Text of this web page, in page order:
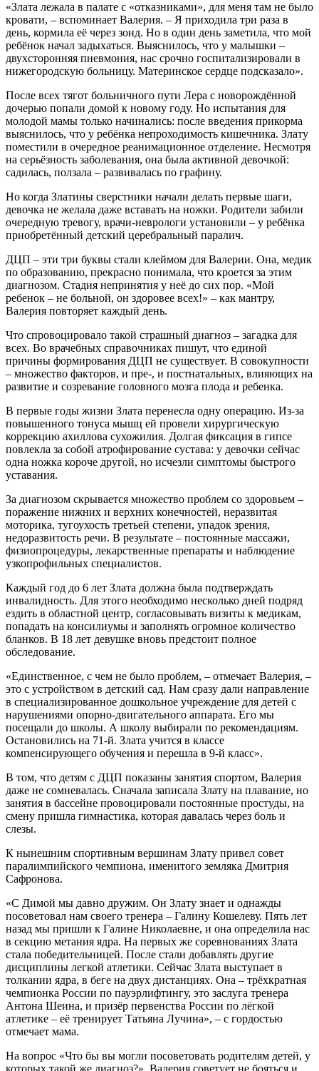
«Злата лежала в палате с «отказниками», для меня там не было
кровати, – вспоминает Валерия. – Я приходила три раза в
день, кормила её через зонд. Но в один день заметила, что мой
ребёнок начал задыхаться. Выяснилось, что у малышки –
двухсторонняя пневмония, нас срочно госпитализировали в
нижегородскую больницу. Материнское сердце подсказало».
После всех тягот больничного пути Лера с новорождённой
дочерью попали домой к новому году. Но испытания для
молодой мамы только начинались: после введения прикорма
выяснилось, что у ребёнка непроходимость кишечника. Злату
поместили в очередное реанимационное отделение. Несмотря
на серьёзность заболевания, она была активной девочкой:
садилась, ползала – развивалась по графину.
Но когда Златины сверстники начали делать первые шаги,
девочка не желала даже вставать на ножки. Родители забили
очередную тревогу, врачи-неврологи установили – у ребёнка
приобретённый детский церебральный паралич.
ДЦП – эти три буквы стали клеймом для Валерии. Она, медик
по образованию, прекрасно понимала, что кроется за этим
диагнозом. Стадия непринятия у неё до сих пор. «Мой
ребенок – не больной, он здоровее всех!» – как мантру,
Валерия повторяет каждый день.
Что спровоцировало такой страшный диагноз – загадка для
всех. Во врачебных справочниках пишут, что единой
причины формирования ДЦП не существует. В совокупности
– множество факторов, и пре-, и постнатальных, влияющих на
развитие и созревание головного мозга плода и ребенка.
В первые годы жизни Злата перенесла одну операцию. Из-за
повышенного тонуса мышц ей провели хирургическую
коррекцию ахиллова сухожилия. Долгая фиксация в гипсе
повлекла за собой атрофирование сустава: у девочки сейчас
одна ножка короче другой, но исчезли симптомы быстрого
уставания.
За диагнозом скрывается множество проблем со здоровьем –
поражение нижних и верхних конечностей, неразвитая
моторика, тугоухость третьей степени, упадок зрения,
недоразвитость речи. В результате – постоянные массажи,
физиопроцедуры, лекарственные препараты и наблюдение
узкопрофильных специалистов.
Каждый год до 6 лет Злата должна была подтверждать
инвалидность. Для этого необходимо несколько дней подряд
ездить в областной центр, согласовывать визиты к медикам,
попадать на консилиумы и заполнять огромное количество
бланков. В 18 лет девушке вновь предстоит полное
обследование.
«Единственное, с чем не было проблем, – отмечает Валерия, –
это с устройством в детский сад. Нам сразу дали направление
в специализированное дошкольное учреждение для детей с
нарушениями опорно-двигательного аппарата. Его мы
посещали до школы. А школу выбирали по рекомендациям.
Остановились на 71-й. Злата учится в классе
компенсирующего обучения и перешла в 9-й класс».
В том, что детям с ДЦП показаны занятия спортом, Валерия
даже не сомневалась. Сначала записала Злату на плавание, но
занятия в бассейне провоцировали постоянные простуды, на
смену пришла гимнастика, которая давалась через боль и
слезы.
К нынешним спортивным вершинам Злату привел совет
паралимпийского чемпиона, именитого земляка Дмитрия
Сафронова.
«С Димой мы давно дружим. Он Злату знает и однажды
посоветовал нам своего тренера – Галину Кошелеву. Пять лет
назад мы пришли к Галине Николаевне, и она определила нас
в секцию метания ядра. На первых же соревнованиях Злата
стала победительницей. После стали добавлять другие
дисциплины легкой атлетики. Сейчас Злата выступает в
толкании ядра, в беге на двух дистанциях. Она – трёхкратная
чемпионка России по пауэрлифтингу, это заслуга тренера
Антона Шеина, и призёр первенства России по лёгкой
атлетике – её тренирует Татьяна Лучина», – с гордостью
отмечает мама.
На вопрос «Что бы вы могли посоветовать родителям детей, у